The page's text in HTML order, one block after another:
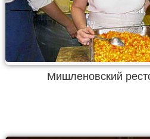
Мишленовский